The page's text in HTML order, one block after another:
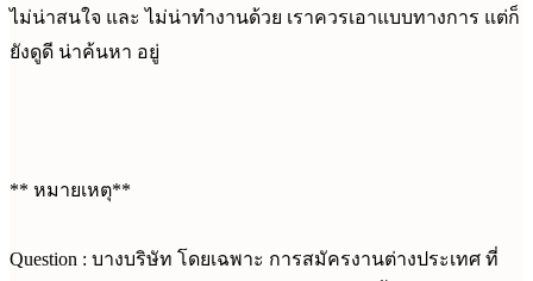
ไม่น่าสนใจ และ ไม่น่าทำงานด้วย เราควรเอาแบบทางการ แต่ก็
ยังดูดี น่าค้นหา อยู่
** หมายเหตุ**
Question : บางบริษัท โดยเฉพาะ การสมัครงานต่างประเทศ ที่